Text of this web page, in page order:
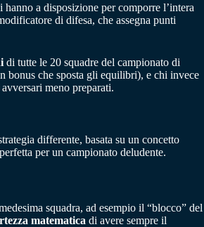
a disposizione per comporre l’intera
di difesa, che assegna punti
di tutte le 20 squadre del campionato di
bonus che sposta gli equilibri), e chi invece
meno preparati.
differente, basata su un concetto
per un campionato deludente.
squadra, ad esempio il “blocco” del
matematica di avere sempre il